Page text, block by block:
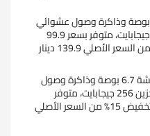
هواوي نوفا 11: بشاشة 6.7 بوصة وذاكرة وصول عشوائي
8 جيجابايت وسعة تخزين 256 جيجابايت، متوفر بسعر 99.9
دينار كويتي بعد تخفيض 29% من السعر الأصلي 139.9 دينار
أبل آيفون 15 برو ماكس: بشاشة 6.7 بوصة وذاكرة وصول
عشوائي 6 جيجابايت وسعة تخزين 256 جيجابايت، متوفر
بسعر 375.9 دينار كويتي بعد تخفيض 15% من السعر الأصلي